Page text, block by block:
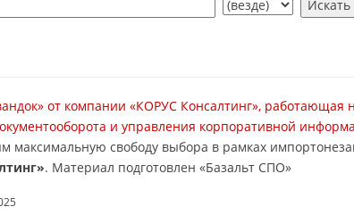
от компании «КОРУС Консалтинг», работающая
и управления корпоративной
максимальную свободу выбора в рамках
. Материал подготовлен «Базальт СПО»